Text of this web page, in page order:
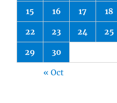
15 16 17 18
22 23 24 25
29 30
« Oct